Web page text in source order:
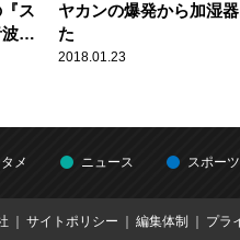
ス
ヤカンの爆発から加湿
た
2018.01.23
メ ニュース スポーツ
サイトポリシー 編集体制 プラ